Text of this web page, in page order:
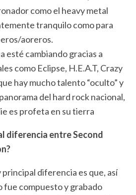
como el heavy metal
tranquilo como para
aoreros.
esté cambiando gracias a
como Eclipse, H.E.A.T, Crazy
hay mucho talento “oculto” y
del hard rock nacional,
es profeta en su tierra
diferencia entre Second
principal diferencia es que, así
fue compuesto y grabado